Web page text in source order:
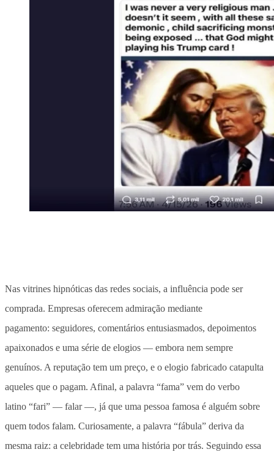
Nas vitrines hipnóticas das redes sociais, a influência pode ser
comprada. Empresas oferecem admiração mediante
pagamento: seguidores, comentários entusiasmados, depoimentos
apaixonados e uma série de elogios — embora nem sempre
genuínos. A reputação tem um preço, e o elogio fabricado catapulta
aqueles que o pagam. Afinal, a palavra “fama” vem do verbo
latino “fari” — falar —, já que uma pessoa famosa é alguém sobre
quem todos falam. Curiosamente, a palavra “fábula” deriva da
mesma raiz: a celebridade tem uma história por trás. Seguindo essa